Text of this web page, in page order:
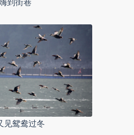
到街巷
见鸳鸯过冬